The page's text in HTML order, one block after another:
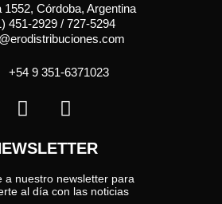
1552, Córdoba, Argentina
451-2929 / 727-5294
+54 9 351-6371023
a nuestro newsletter para
al día con las noticias